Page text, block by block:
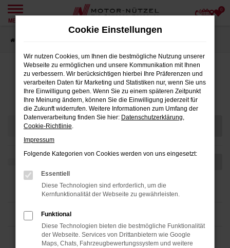
Zum
springen
MENÜ
0
Fahrzeugmarkt
Cookie Einstellungen
Wir nutzen Cookies, um Ihnen die bestmögliche Nutzung unserer
Webseite zu ermöglichen und unsere Kommunikation mit Ihnen
zu verbessern. Wir berücksichtigen hierbei Ihre Präferenzen und
verarbeiten Daten für Marketing und Statistiken nur, wenn Sie uns
Ihre Einwilligung geben. Wenn Sie zu einem späteren Zeitpunkt
Ihre Meinung ändern, können Sie die Einwilligung jederzeit für
die Zukunft widerrufen. Weitere Informationen zum Umfang der
Datenverarbeitung finden Sie hier: Datenschutzerklärung,
Cookie-Richtlinie.
Impressum
Folgende Kategorien von Cookies werden von uns eingesetzt:
Essentiell
Diese Technologien sind erforderlich, um die
Kernfunktionalität der Webseite zu gewährleisten.
Funktional
Diese Technologien bieten die bestmögliche Funktionalität
der Webseite. Services von Drittanbietern wie Google
Maps, Chats, Fahrzeugbewertungssystem und weitere